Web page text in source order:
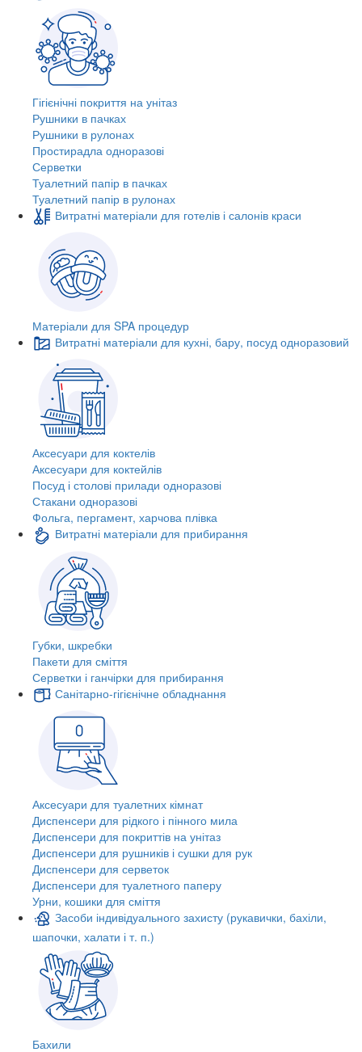
Гігієнічні покриття на унітаз
Рушники в пачках
Рушники в рулонах
Простирадла одноразові
Серветки
Туалетний папір в пачках
Туалетний папір в рулонах
Витратні матеріали для готелів і салонів краси
Матеріали для SPA процедур
Витратні матеріали для кухні, бару, посуд одноразовий
Аксесуари для коктелів
Аксесуари для коктейлів
Посуд і столові прилади одноразові
Стакани одноразові
Фольга, пергамент, харчова плівка
Витратні матеріали для прибирання
Губки, шкребки
Пакети для сміття
Серветки і ганчірки для прибирання
Санітарно-гігієнічне обладнання
Аксесуари для туалетних кімнат
Диспенсери для рідкого і пінного мила
Диспенсери для покриттів на унітаз
Диспенсери для рушників і сушки для рук
Диспенсери для серветок
Диспенсери для туалетного паперу
Урни, кошики для сміття
Засоби індивідуального захисту (рукавички, бахіли,
шапочки, халати і т. п.)
Бахили